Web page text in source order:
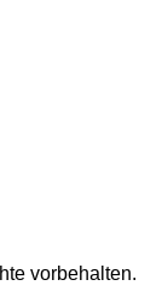
vorbehalten.